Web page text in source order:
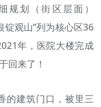
规划（街区层面）
锭观山”列为核心区36
年，医院大楼完成
回来了！
的建筑门口，被里三